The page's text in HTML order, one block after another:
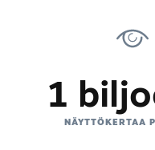
1
NÄYTTÖKERTAA